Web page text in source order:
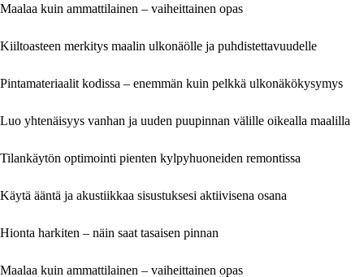
Maalaa kuin ammattilainen – vaiheittainen opas
Kiiltoasteen merkitys maalin ulkonäölle ja puhdistettavuudelle
Pintamateriaalit kodissa – enemmän kuin pelkkä ulkonäkökysymys
Luo yhtenäisyys vanhan ja uuden puupinnan välille oikealla maalilla
Tilankäytön optimointi pienten kylpyhuoneiden remontissa
Käytä ääntä ja akustiikkaa sisustuksesi aktiivisena osana
Hionta harkiten – näin saat tasaisen pinnan
Maalaa kuin ammattilainen – vaiheittainen opas